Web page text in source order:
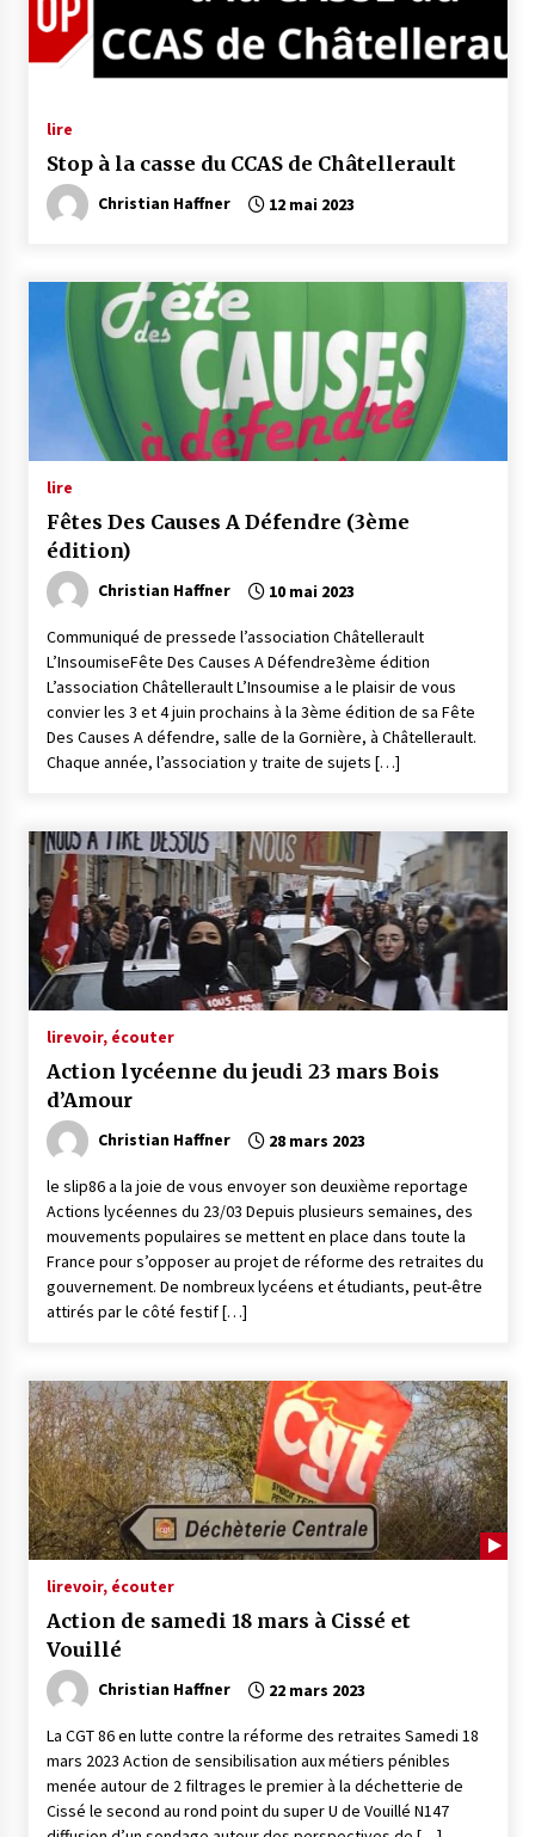
lire
Stop à la casse du CCAS de Châtellerault
Christian Haffner 12 mai 2023
lire
Fêtes Des Causes A Défendre (3ème
édition)
Christian Haffner 10 mai 2023
Communiqué de pressede l’association Châtellerault
L’InsoumiseFête Des Causes A Défendre3ème édition
L’association Châtellerault L’Insoumise a le plaisir de vous
convier les 3 et 4 juin prochains à la 3ème édition de sa Fête
Des Causes A défendre, salle de la Gornière, à Châtellerault.
Chaque année, l’association y traite de sujets […]
lirevoir, écouter
Action lycéenne du jeudi 23 mars Bois
d’Amour
Christian Haffner 28 mars 2023
le slip86 a la joie de vous envoyer son deuxième reportage
Actions lycéennes du 23/03 Depuis plusieurs semaines, des
mouvements populaires se mettent en place dans toute la
France pour s’opposer au projet de réforme des retraites du
gouvernement. De nombreux lycéens et étudiants, peut-être
attirés par le côté festif […]
lirevoir, écouter
Action de samedi 18 mars à Cissé et
Vouillé
Christian Haffner 22 mars 2023
La CGT 86 en lutte contre la réforme des retraites Samedi 18
mars 2023 Action de sensibilisation aux métiers pénibles
menée autour de 2 filtrages le premier à la déchetterie de
Cissé le second au rond point du super U de Vouillé N147